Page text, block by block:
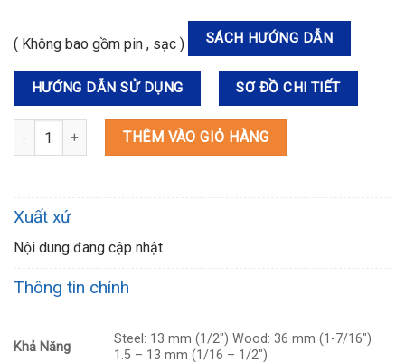
( Không bao gồm pin , sạc ) SÁCH HƯỚNG DẪN
HƯỚNG DẪN SỬ DỤNG SƠ ĐỒ CHI TIẾT
DF488DZ MÁY KHOAN VÀ VẶN VÍT DÙNG PIN số lượng
THÊM VÀO GIỎ HÀNG
Xuất xứ
Nội dung đang cập nhật
Thông tin chính
Khả Năng
Steel: 13 mm (1/2″) Wood: 36 mm (1-7/16″)
1.5 – 13 mm (1/16 – 1/2″)